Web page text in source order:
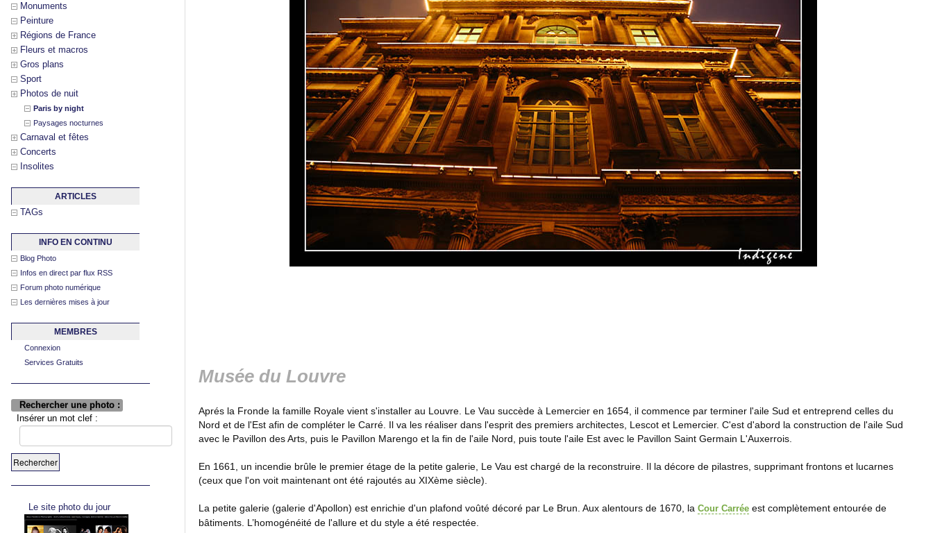
Monuments
Peinture
Régions de France
Fleurs et macros
Gros plans
Sport
Photos de nuit
Paris by night
Paysages nocturnes
Carnaval et fêtes
Concerts
Insolites
ARTICLES
TAGs
INFO EN CONTINU
Blog Photo
Infos en direct par flux RSS
Forum photo numérique
Les dernières mises à jour
MEMBRES
Connexion
Services Gratuits
Rechercher une photo :
Insérer un mot clef :
Le site photo du jour
Musée du Louvre
Aprés la Fronde la famille Royale vient s'installer au Louvre. Le Vau succède à Lemercier en 1654, il commence par terminer l'aile Sud et entreprend celles du
Nord et de l'Est afin de compléter le Carré. Il va les réaliser dans l'esprit des premiers architectes, Lescot et Lemercier. C'est d'abord la construction de l'aile Sud
avec le Pavillon des Arts, puis le Pavillon Marengo et la fin de l'aile Nord, puis toute l'aile Est avec le Pavillon Saint Germain L'Auxerrois.
En 1661, un incendie brûle le premier étage de la petite galerie, Le Vau est chargé de la reconstruire. Il la décore de pilastres, supprimant frontons et lucarnes
(ceux que l'on voit maintenant ont été rajoutés au XIXème siècle).
La petite galerie (galerie d'Apollon) est enrichie d'un plafond voûté décoré par Le Brun. Aux alentours de 1670, la Cour Carrée est complètement entourée de
bâtiments. L’homogénéité de l'allure et du style a été respectée.